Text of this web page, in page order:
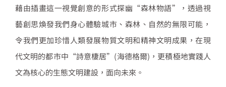
藉由插畫這一視覺創意的形式探幽“森林物語”，透過視
藝創思煥發我們身心體驗城市、森林、自然的無限可能，
令我們更加珍惜人類發展物質文明和精神文明成果，在現
代文明的都市中“詩意棲居”(海德格爾)，更積極地實踐人
文為核心的生態文明建設，面向未來。